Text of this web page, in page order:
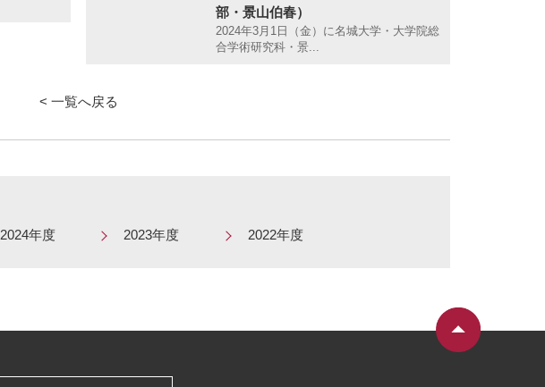
部・景山伯春）
2024年3月1日（金）に名城大学・大学院総
合学術研究科・景...
< 一覧へ戻る
2024年度 2023年度 2022年度